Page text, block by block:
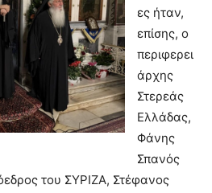
ες ήταν,
επίσης, ο
περιφερει
άρχης
Στερεάς
Ελλάδας,
Φάνης
Σπανός
του ΣΥΡΙΖΑ, Στέφανος